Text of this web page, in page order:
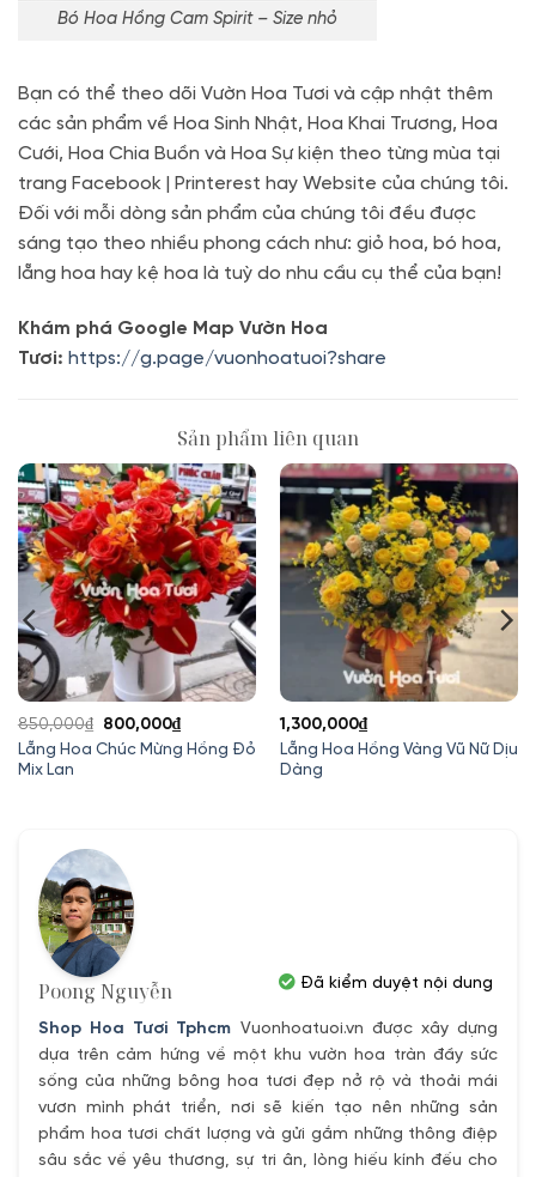
Bó Hoa Hồng Cam Spirit – Size nhỏ
Bạn có thể theo dõi Vườn Hoa Tươi và cập nhật thêm
các sản phẩm về Hoa Sinh Nhật, Hoa Khai Trương, Hoa
Cưới, Hoa Chia Buồn và Hoa Sự kiện theo từng mùa tại
trang Facebook | Printerest hay Website của chúng tôi.
Đối với mỗi dòng sản phẩm của chúng tôi đều được
sáng tạo theo nhiều phong cách như: giỏ hoa, bó hoa,
lẵng hoa hay kệ hoa là tuỳ do nhu cầu cụ thể của bạn!
Khám phá Google Map Vườn Hoa
Tươi: https://g.page/vuonhoatuoi?share
Sản phẩm liên quan
Lẵng Hoa Chúc Mừng Hồng Đỏ
Mix Lan
850,000₫
Giá
gốc
800,000₫Giá
hiện
Lẵng Hoa Hồng Vàng Vũ Nữ Dịu
Dàng
1,300,000₫
Poong Nguyễn
Shop Hoa Tươi Tphcm Vuonhoatuoi.vn được xây dựng
dựa trên cảm hứng về một khu vườn hoa tràn đầy sức
sống của những bông hoa tươi đẹp nở rộ và thoải mái
vươn mình phát triển, nơi sẽ kiến tạo nên những sản
phẩm hoa tươi chất lượng và gửi gắm những thông điệp
sâu sắc về yêu thương, sự tri ân, lòng hiếu kính đếu cho
Đã kiểm duyệt nội dung